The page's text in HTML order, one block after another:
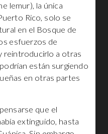
lemur), la única
Rico, solo se
en el Bosque de
esfuerzos de
reintroducirlo a otras
están surgiendo
en otras partes
que el
extinguido, hasta